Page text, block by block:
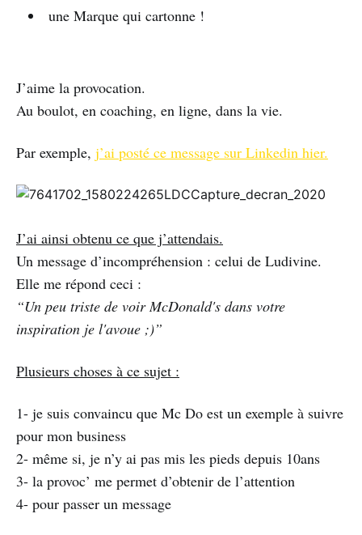
une Marque qui cartonne !
J’aime la provocation.
Au boulot, en coaching, en ligne, dans la vie.
Par exemple, j’ai posté ce message sur Linkedin hier.
J’ai ainsi obtenu ce que j’attendais.
Un message d’incompréhension : celui de Ludivine.
Elle me répond ceci :
“Un peu triste de voir McDonald's dans votre
inspiration je l'avoue ;)”
Plusieurs choses à ce sujet :
1- je suis convaincu que Mc Do est un exemple à suivre
pour mon business
2- même si, je n’y ai pas mis les pieds depuis 10ans
3- la provoc’ me permet d’obtenir de l’attention
4- pour passer un message